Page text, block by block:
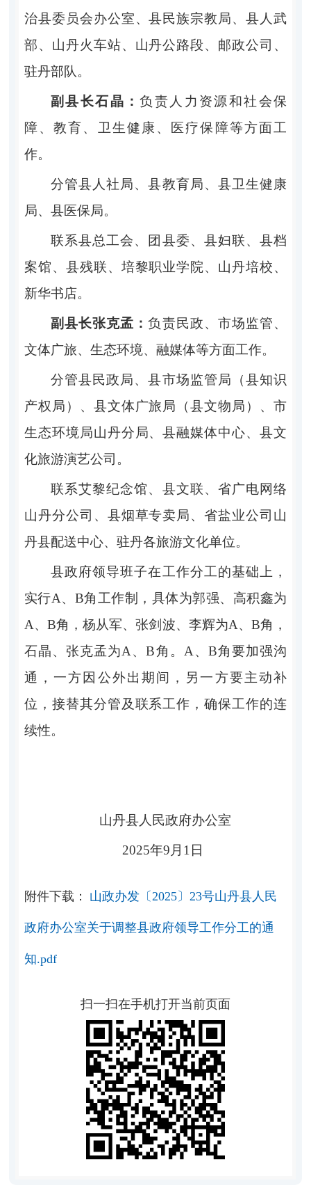
治县委员会办公室、县民族宗教局、县人武
部、山丹火车站、山丹公路段、邮政公司、
驻丹部队。
副县长石晶：负责人力资源和社会保
障、教育、卫生健康、医疗保障等方面工
作。
分管县人社局、县教育局、县卫生健康
局、县医保局。
联系县总工会、团县委、县妇联、县档
案馆、县残联、培黎职业学院、山丹培校、
新华书店。
副县长张克孟：负责民政、市场监管、
文体广旅、生态环境、融媒体等方面工作。
分管县民政局、县市场监管局（县知识
产权局）、县文体广旅局（县文物局）、市
生态环境局山丹分局、县融媒体中心、县文
化旅游演艺公司。
联系艾黎纪念馆、县文联、省广电网络
山丹分公司、县烟草专卖局、省盐业公司山
丹县配送中心、驻丹各旅游文化单位。
县政府领导班子在工作分工的基础上，
实行A、B角工作制，具体为郭强、高积鑫为
A、B角，杨从军、张剑波、李辉为A、B角，
石晶、张克孟为A、B角。A、B角要加强沟
通，一方因公外出期间，另一方要主动补
位，接替其分管及联系工作，确保工作的连
续性。
山丹县人民政府办公室
2025年9月1日
附件下载： 山政办发〔2025〕23号山丹县人民
政府办公室关于调整县政府领导工作分工的通
知.pdf
扫一扫在手机打开当前页面